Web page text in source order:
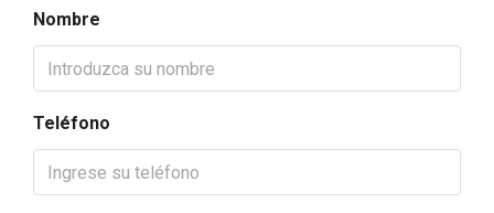
Nombre
Teléfono